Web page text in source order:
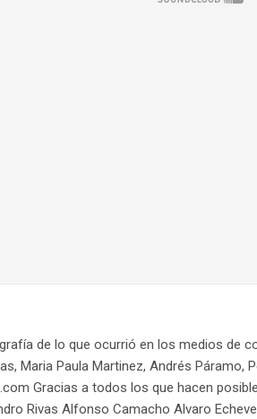
de lo que ocurrió en los medios de
Maria Paula Martinez, Andrés Páramo,
Gracias a todos los que hacen
Rivas Alfonso Camacho Alvaro